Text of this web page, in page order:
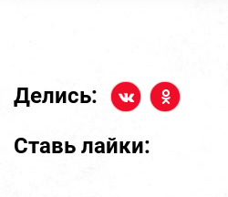
Делись:
Ставь лайки: